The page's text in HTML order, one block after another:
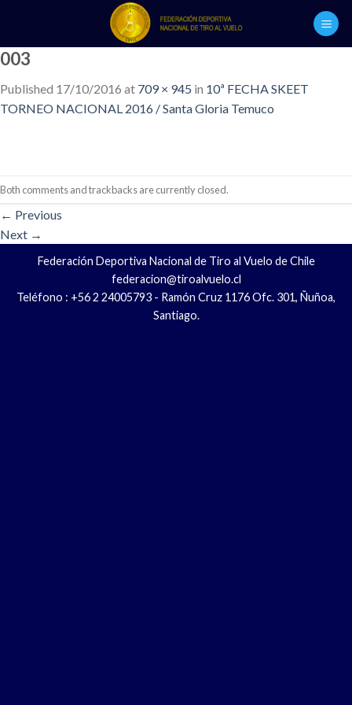
content
003
Published 17/10/2016 at 709 × 945 in 10ª FECHA SKEET
TORNEO NACIONAL 2016 / Santa Gloria Temuco
Both comments and trackbacks are currently closed.
← Previous
Next →
Federación Deportiva Nacional de Tiro al Vuelo de Chile
federacion@tiroalvuelo.cl
Teléfono : +56 2 24005793 - Ramón Cruz 1176 Ofc. 301, Ñuñoa,
Santiago.